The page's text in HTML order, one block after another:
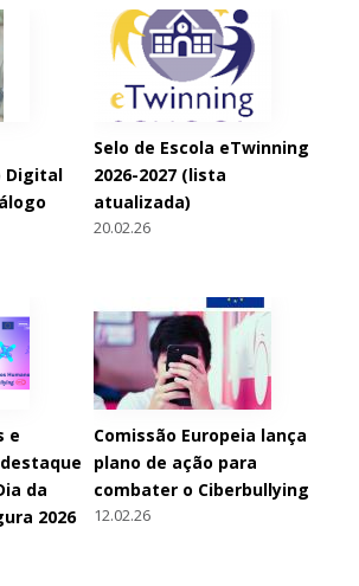
Digital
Selo de Escola eTwinning
2026-2027 (lista
atualizada)
20.02.26
e
da
2026
Comissão Europeia lança
plano de ação para
combater o Ciberbullying
12.02.26